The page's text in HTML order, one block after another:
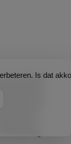
Is dat